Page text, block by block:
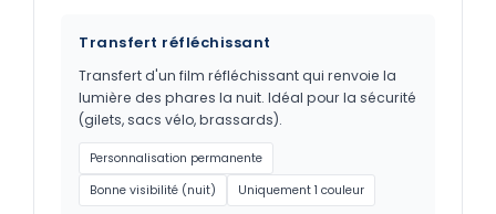
Transfert réfléchissant
Transfert d'un film réfléchissant qui renvoie la
lumière des phares la nuit. Idéal pour la sécurité
(gilets, sacs vélo, brassards).
Personnalisation permanente
Bonne visibilité (nuit)
Uniquement 1 couleur